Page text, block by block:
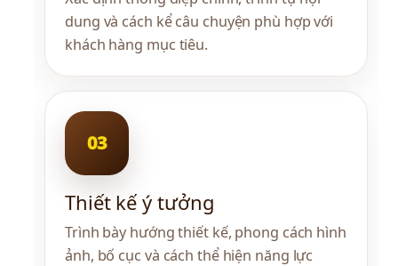
dung và cách kể câu chuyện phù hợp với
khách hàng mục tiêu.
Thiết kế ý tưởng
Trình bày hướng thiết kế, phong cách hình
ảnh, bố cục và cách thể hiện năng lực